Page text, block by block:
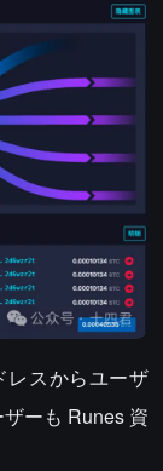
レスからユーザ
ーも Runes 資